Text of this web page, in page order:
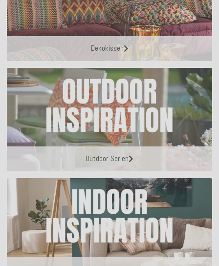
Dekokissen
Outdoor Serien